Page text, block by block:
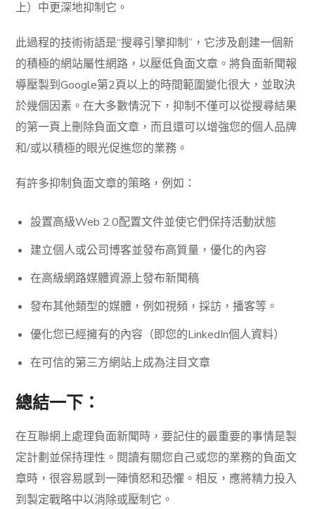
上）中更深地抑制它。
此過程的技術術語是“搜尋引擎抑制”，它涉及創建一個新
的積極的網站屬性網路，以壓低負面文章。將負面新聞報
導壓製到Google第2頁以上的時間範圍變化很大，並取決
於幾個因素。在大多數情況下，抑制不僅可以從搜尋結果
的第一頁上刪除負面文章，而且還可以增強您的個人品牌
和/或以積極的眼光促進您的業務。
有許多抑制負面文章的策略，例如：
設置高級Web 2.0配置文件並使它們保持活動狀態
建立個人或公司博客並發布高質量，優化的內容
在高級網路媒體資源上發布新聞稿
發布其他類型的媒體，例如視頻，採訪，播客等。
優化您已經擁有的內容（即您的LinkedIn個人資料）
在可信的第三方網站上成為注目文章
總結一下：
在互聯網上處理負面新聞時，要記住的最重要的事情是製
定計劃並保持理性。閱讀有關您自己或您的業務的負面文
章時，很容易感到一陣憤怒和恐懼。相反，應將精力投入
到製定戰略中以消除或壓制它。